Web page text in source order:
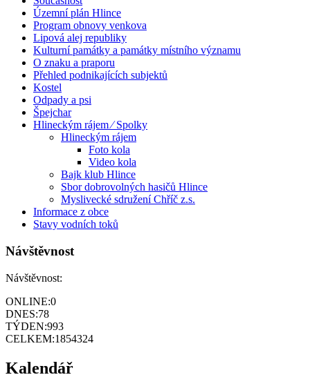
Územní plán Hlince
Program obnovy venkova
Lipová alej republiky
Kulturní památky a památky místního významu
O znaku a praporu
Přehled podnikajících subjektů
Kostel
Odpady a psi
Špejchar
Hlineckým rájem ⁄ Spolky
Hlineckým rájem
Foto kola
Video kola
Bajk klub Hlince
Sbor dobrovolných hasičů Hlince
Myslivecké sdružení Chříč z.s.
Informace z obce
Stavy vodních toků
Návštěvnost
Návštěvnost:
ONLINE:0
DNES:78
TÝDEN:993
CELKEM:1854324
Kalendář